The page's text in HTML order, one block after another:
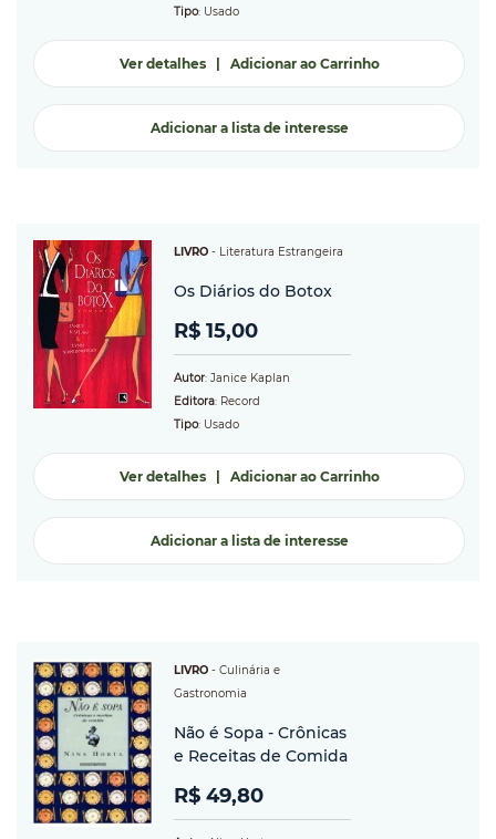
Tipo: Usado
Ver detalhes| Adicionar ao Carrinho
Adicionar a lista de interesse
LIVRO - Literatura Estrangeira
Os Diários do Botox
R$ 15,00
Autor: Janice Kaplan
Editora: Record
Tipo: Usado
Ver detalhes| Adicionar ao Carrinho
Adicionar a lista de interesse
LIVRO - Culinária e
Gastronomia
Não é Sopa - Crônicas
e Receitas de Comida
R$ 49,80